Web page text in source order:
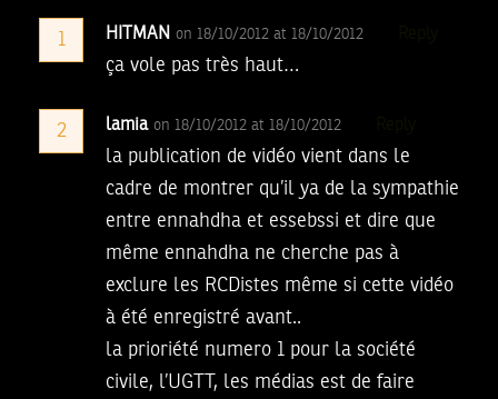
1 HITMAN on 18/10/2012 at 18/10/2012
ça vole pas très haut…
2 lamia on 18/10/2012 at 18/10/2012
la publication de vidéo vient dans le
cadre de montrer qu’il ya de la sympathie
entre ennahdha et essebssi et dire que
même ennahdha ne cherche pas à
exclure les RCDistes même si cette vidéo
à été enregistré avant..
la prioriété numero 1 pour la société
civile, l’UGTT, les médias est de faire